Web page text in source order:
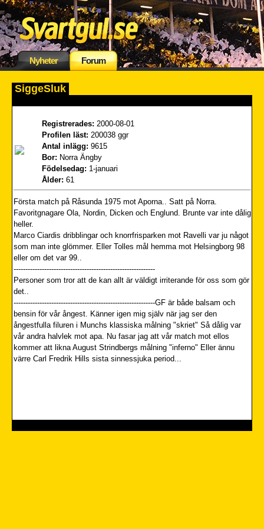
Nyheter Forum
SiggeSluk
Registrerades: 2000-08-01
Profilen läst: 200038 ggr
Antal inlägg: 9615
Bor: Norra Ängby
Födelsedag: 1-januari
Ålder: 61
Första match på Råsunda 1975 mot Aporna.. Satt på Norra.
Favoritgnagare Ola, Nordin, Dicken och Englund. Brunte var inte dålig
heller.
Marco Ciardis dribblingar och knorrfrisparken mot Ravelli var ju något
som man inte glömmer. Eller Tolles mål hemma mot Helsingborg 98
eller om det var 99..
------------------------------------------------------------
Personer som tror att de kan allt är väldigt irriterande för oss som gör
det..
------------------------------------------------------------GF är både balsam och
bensin för vår ångest. Känner igen mig själv när jag ser den
ångestfulla filuren i Munchs klassiska målning "skriet" Så dålig var
vår andra halvlek mot apa. Nu fasar jag att vår match mot ellos
kommer att likna August Strindbergs målning "inferno" Eller ännu
värre Carl Fredrik Hills sista sinnessjuka period...